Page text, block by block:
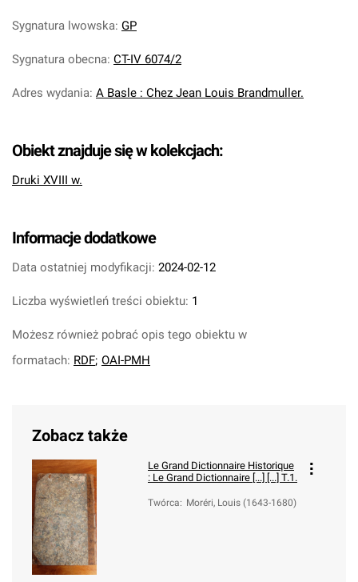
Sygnatura lwowska: GP
Sygnatura obecna: CT-IV 6074/2
Adres wydania: A Basle : Chez Jean Louis Brandmuller.
Obiekt znajduje się w kolekcjach:
Druki XVIII w.
Informacje dodatkowe
Data ostatniej modyfikacji: 2024-02-12
Liczba wyświetleń treści obiektu: 1
Możesz również pobrać opis tego obiektu w
formatach: RDF; OAI-PMH
Zobacz także
Le Grand Dictionnaire Historique
: Le Grand Dictionnaire [...] [...] T.1.
Twórca: Moréri, Louis (1643-1680)